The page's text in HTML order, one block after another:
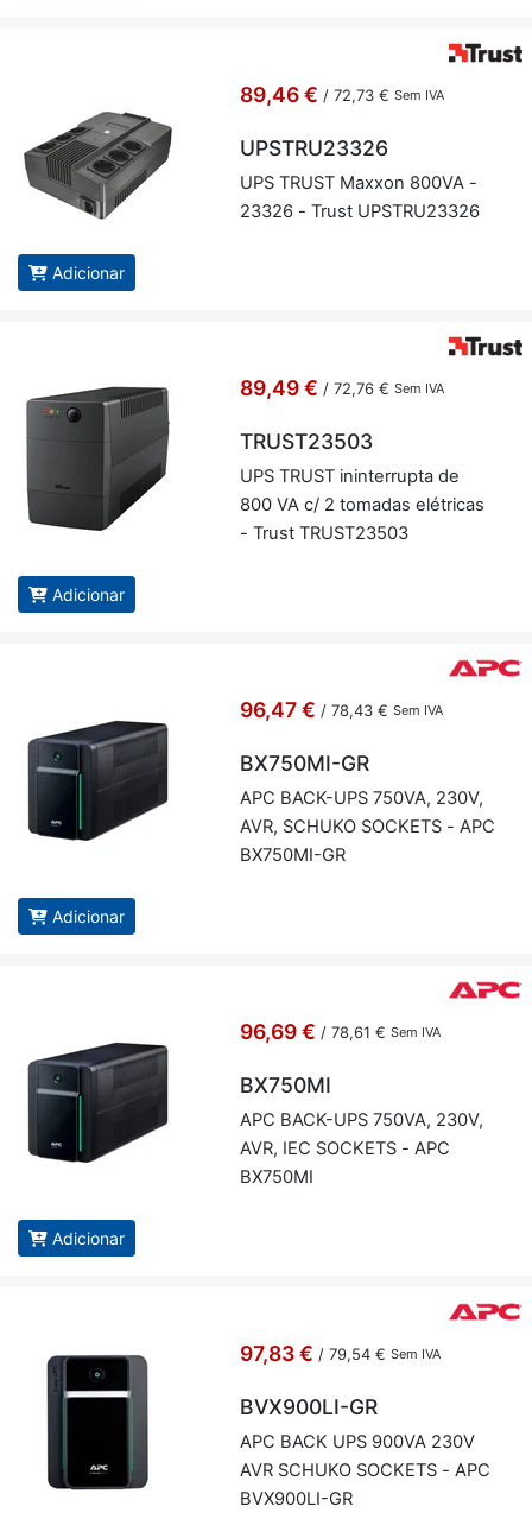
89,46 € / 72,73 € Sem IVA
UPSTRU23326
UPS TRUST Maxxon 800VA -
23326 - Trust UPS­TRU23326
Adicionar
89,49 € / 72,76 € Sem IVA
TRUST23503
UPS TRUST inin­ter­rupta de
800 VA c/ 2 to­madas elé­tricas
- Trust TRUST23503
Adicionar
96,47 € / 78,43 € Sem IVA
BX750MI-GR
APC BACK-UPS 750VA, 230V,
AVR, SCHUKO SOC­KETS - APC
BX750MI-GR
Adicionar
96,69 € / 78,61 € Sem IVA
BX750MI
APC BACK-UPS 750VA, 230V,
AVR, IEC SOC­KETS - APC
BX750MI
Adicionar
97,83 € / 79,54 € Sem IVA
BVX900LI-GR
APC BACK UPS 900VA 230V
AVR SCHUKO SOC­KETS - APC
BVX900LI-GR